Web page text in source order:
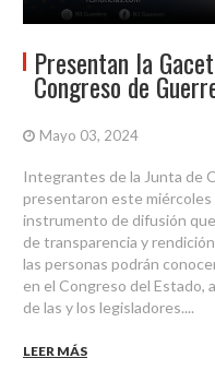
Presentan la
Congreso de
Mayo 03, 2024
Integrantes de la Junta de
presentaron este miércoles
instrumento de difusión
de transparencia y
las personas podrán
en el Congreso del Estado,
de las y los legisladores....
LEER MÁS